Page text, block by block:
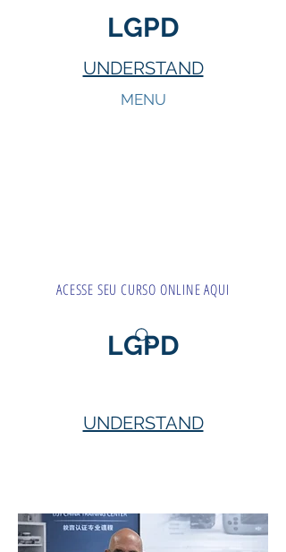
LGPD
UNDERSTAND
MENU
ACESSE SEU CURSO ONLINE AQUI
LGPD
UNDERSTAND